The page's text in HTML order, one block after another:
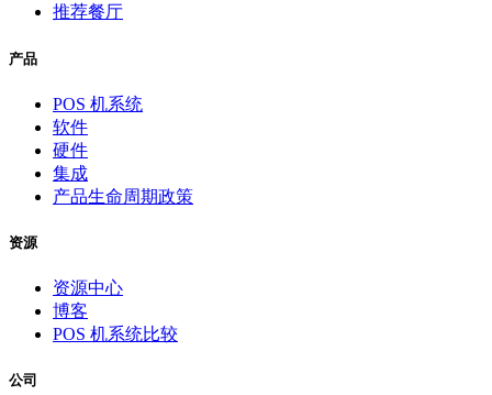
推荐餐厅
产品
POS 机系统
软件
硬件
集成
产品生命周期政策
资源
资源中心
博客
POS 机系统比较
公司